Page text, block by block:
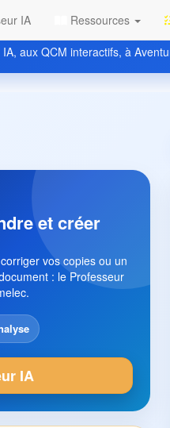
IA Ressources
aux QCM interactifs, à
et créer
vos copies ou un
: le Professeur
IA